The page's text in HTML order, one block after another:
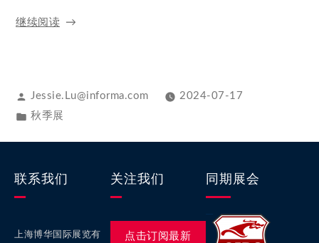
继续阅读
Jessie.Lu@informa.com
2024-07-17
秋季展
联系我们
上海博华国际展览有
关注我们
点击订阅最新
同期展会